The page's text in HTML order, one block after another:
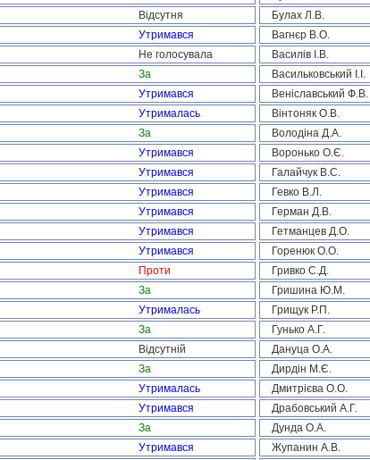
Відсутня Булах Л.В.
Утримався Вагнєр В.О.
Не голосувала Василів І.В.
За Васильковський І.І.
Утримався Веніславський Ф.В.
Утрималась Вінтоняк О.В.
За Володіна Д.А.
Утримався Воронько О.Є.
Утримався Галайчук В.С.
Утримався Гевко В.Л.
Утримався Герман Д.В.
Утримався Гетманцев Д.О.
Утримався Горенюк О.О.
Проти Гривко С.Д.
За Гришина Ю.М.
Утрималась Грищук Р.П.
За Гунько А.Г.
Відсутній Дануца О.А.
За Дирдін М.Є.
Утрималась Дмитрієва О.О.
Утримався Драбовський А.Г.
За Дунда О.А.
Утримався Жупанин А.В.